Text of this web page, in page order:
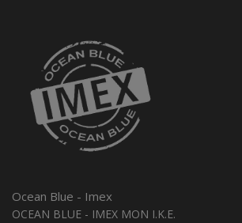
Ocean Blue - Imex
OCEAN BLUE - IMEX MON I.K.E.